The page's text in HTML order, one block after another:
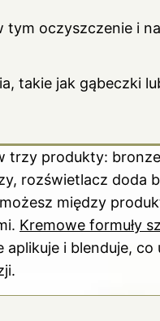
oczyszczenie i
takie jak gąbeczki
trzy produkty:
rozświetlacz doda
między
Kremowe formuły
aplikuje i blenduje,